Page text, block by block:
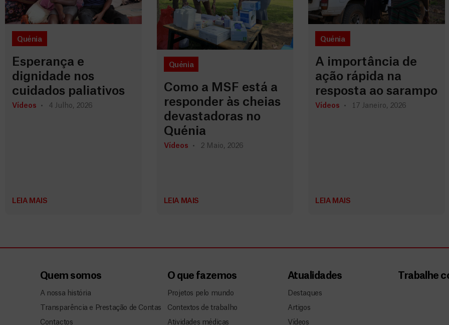
Quénia
Esperança e
dignidade nos
cuidados paliativos
Vídeos 4 Julho, 2026
LEIA MAIS
Quénia
Como a MSF está a
responder às cheias
devastadoras no
Quénia
Vídeos 2 Maio, 2026
LEIA MAIS
Quénia
A importância de
ação rápida na
resposta ao sarampo
Vídeos 17 Janeiro, 2026
LEIA MAIS
Quem somos
A nossa história
Transparência e Prestação de Contas
Contactos
O que fazemos
Projetos pelo mundo
Contextos de trabalho
Atividades médicas
Atualidades
Destaques
Artigos
Vídeos
Trabalhe